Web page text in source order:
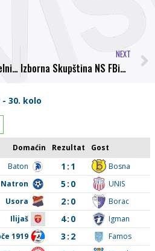
Čestitka općinske načelnice NK “Bosna” Visoko: Zajedno do Premijer lige BIH
NEXT
Izborna Skupština NS FBiH u ponedjeljak 24.10.2016. godine